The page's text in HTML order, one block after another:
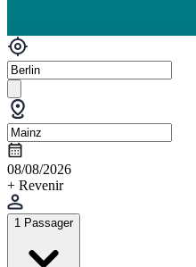
08/08/2026
+ Revenir
1 Passager